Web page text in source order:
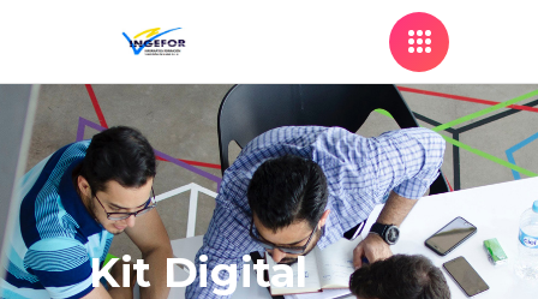
Kit Digital